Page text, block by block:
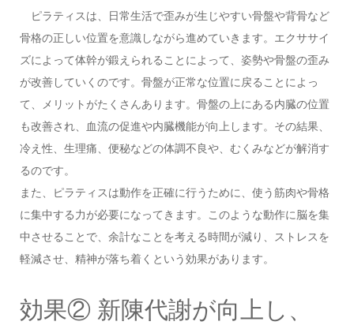
ピラティスは、日常生活で歪みが生じやすい骨盤や背骨など
骨格の正しい位置を意識しながら進めていきます。エクササイ
ズによって体幹が鍛えられることによって、姿勢や骨盤の歪み
が改善していくのです。骨盤が正常な位置に戻ることによっ
て、メリットがたくさんあります。骨盤の上にある内臓の位置
も改善され、血流の促進や内臓機能が向上します。その結果、
冷え性、生理痛、便秘などの体調不良や、むくみなどが解消す
るのです。
また、ピラティスは動作を正確に行うために、使う筋肉や骨格
に集中する力が必要になってきます。このような動作に脳を集
中させることで、余計なことを考える時間が減り、ストレスを
軽減させ、精神が落ち着くという効果があります。
効果② 新陳代謝が向上し、